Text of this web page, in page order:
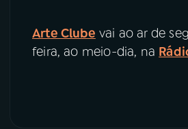
Arte Clube vai ao ar de
feira, ao meio-dia, na